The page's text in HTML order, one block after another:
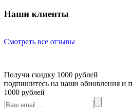
Наши клиенты
Смотреть все отзывы
Получи скидку 1000 рублей
подпишитесь на наши обновления и
1000 рублей